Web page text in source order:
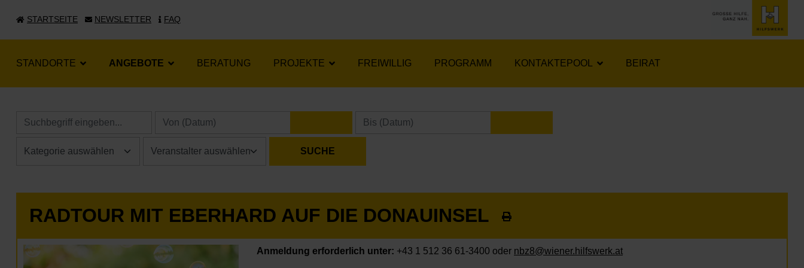
STARTSEITE NEWSLETTER FAQ
STANDORTE ANGEBOTE BERATUNG PROJEKTE FREIWILLIG PROGRAMM KONTAKTEPOOL BEIRAT
KALENDER ÖFFNEN
RADTOUR MIT EBERHARD AUF DIE DONAUINSEL
Anmeldung erforderlich unter: +43 1 512 36 61-3400 oder nbz8@wiener.hilfswerk.at